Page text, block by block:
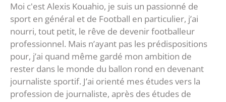
Moi c'est Alexis Kouahio, je suis un passionné de
sport en général et de Football en particulier, j’ai
nourri, tout petit, le rêve de devenir footballeur
professionnel. Mais n’ayant pas les prédispositions
pour, j’ai quand même gardé mon ambition de
rester dans le monde du ballon rond en devenant
journaliste sportif. J’ai orienté mes études vers la
profession de journaliste, après des études de